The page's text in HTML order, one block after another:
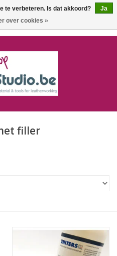
filler
te verbeteren. Is dat akkoord?
Ja
over cookies »